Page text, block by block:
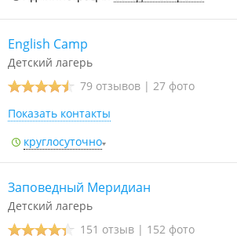
English Camp
Детский лагерь
79 отзывов | 27 фото
Показать контакты
круглосуточно
Заповедный Меридиан
Детский лагерь
151 отзыв | 152 фото